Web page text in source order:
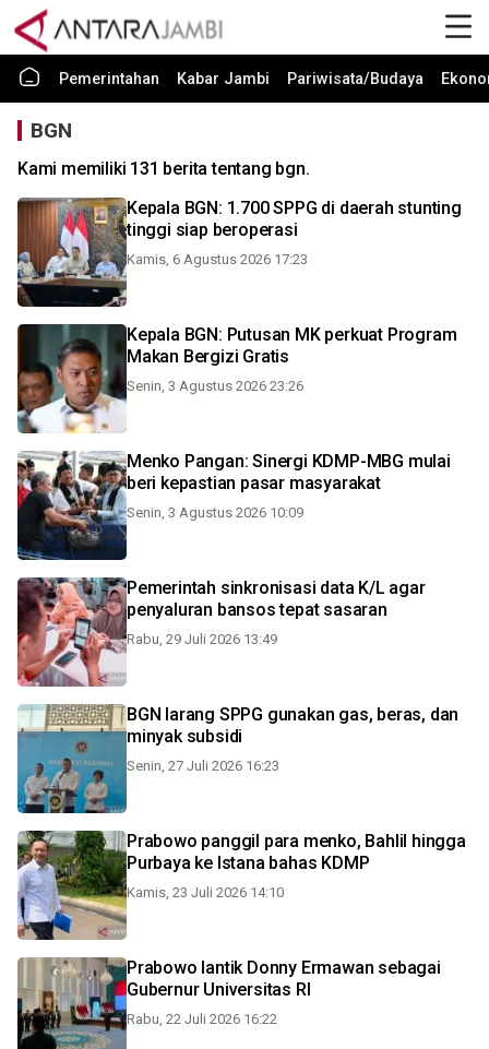
Pemerintahan Kabar Jambi Pariwisata/Budaya
BGN
Kami memiliki 131 berita tentang bgn.
Kepala BGN: 1.700 SPPG di daerah stunting
tinggi siap beroperasi
Kamis, 6 Agustus 2026 17:23
Kepala BGN: Putusan MK perkuat Program
Makan Bergizi Gratis
Senin, 3 Agustus 2026 23:26
Menko Pangan: Sinergi KDMP-MBG mulai
beri kepastian pasar masyarakat
Senin, 3 Agustus 2026 10:09
Pemerintah sinkronisasi data K/L agar
penyaluran bansos tepat sasaran
Rabu, 29 Juli 2026 13:49
BGN larang SPPG gunakan gas, beras, dan
minyak subsidi
Senin, 27 Juli 2026 16:23
Prabowo panggil para menko, Bahlil hingga
Purbaya ke Istana bahas KDMP
Kamis, 23 Juli 2026 14:10
Prabowo lantik Donny Ermawan sebagai
Gubernur Universitas RI
Rabu, 22 Juli 2026 16:22